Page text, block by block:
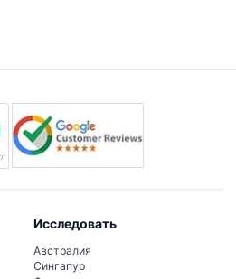
Исследовать
Австралия
Сингапур